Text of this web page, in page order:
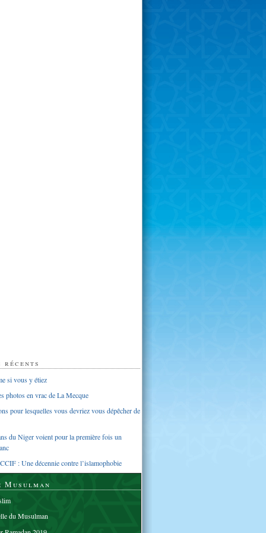
si vous y étiez
photos en vrac de La Mecque
pour lesquelles vous devriez vous dépêcher de
du Niger voient pour la première fois un
: Une décennie contre l’islamophobie
Musulman
du Musulman